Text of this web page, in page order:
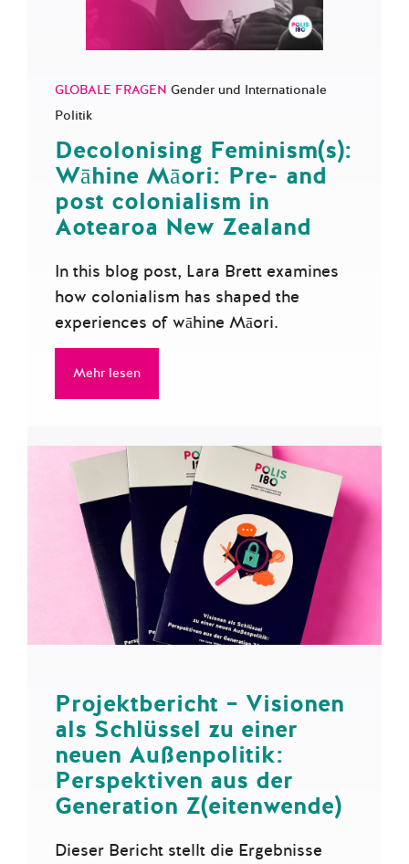
GLOBALE FRAGEN Gender und Internationale
Politik
Decolonising Feminism(s):
Wāhine Māori: Pre- and
post colonialism in
Aotearoa New Zealand
In this blog post, Lara Brett examines
how colonialism has shaped the
experiences of wāhine Māori.
Mehr lesen
Projektbericht – Visionen
als Schlüssel zu einer
neuen Außenpolitik:
Perspektiven aus der
Generation Z(eitenwende)
Dieser Bericht stellt die Ergebnisse